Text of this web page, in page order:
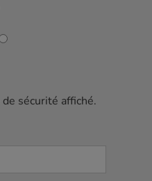
sécurité affiché.